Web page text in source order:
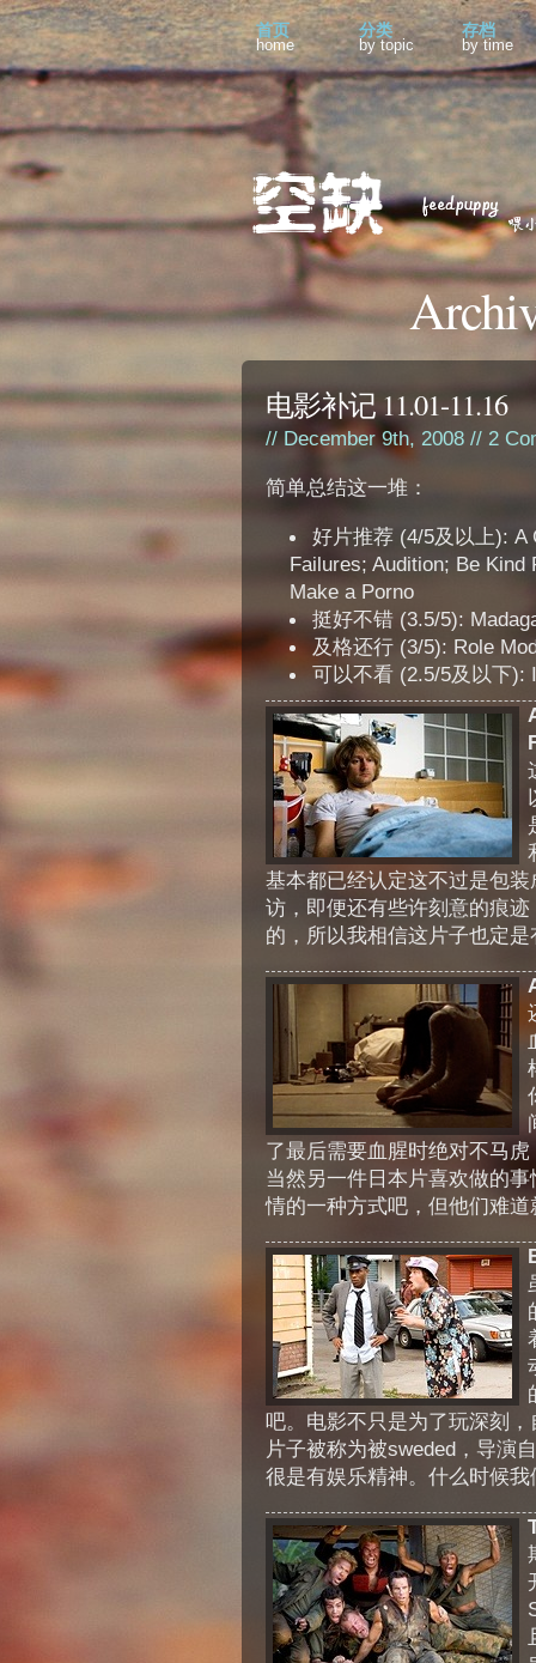
首页
home
分类
by topic
存档
by time
电影补记 11.01-11.16
// December 9th, 2008 // 2
简单总结这一堆：
好片推荐 (4/5及以上): A
Failures; Audition; Be Kind
Make a Porno
挺好不错 (3.5/5):
及格还行 (3/5): Role
可以不看 (2.5/5及以下):
基本都已经认定这不过是包
访，即便还有些许刻意的痕
的，所以我相信这片子也定
了最后需要血腥时绝对不马
当然另一件日本片喜欢做的
情的一种方式吧，但他们难
吧。电影不只是为了玩深刻
片子被称为被sweded，导演
很是有娱乐精神。什么时候